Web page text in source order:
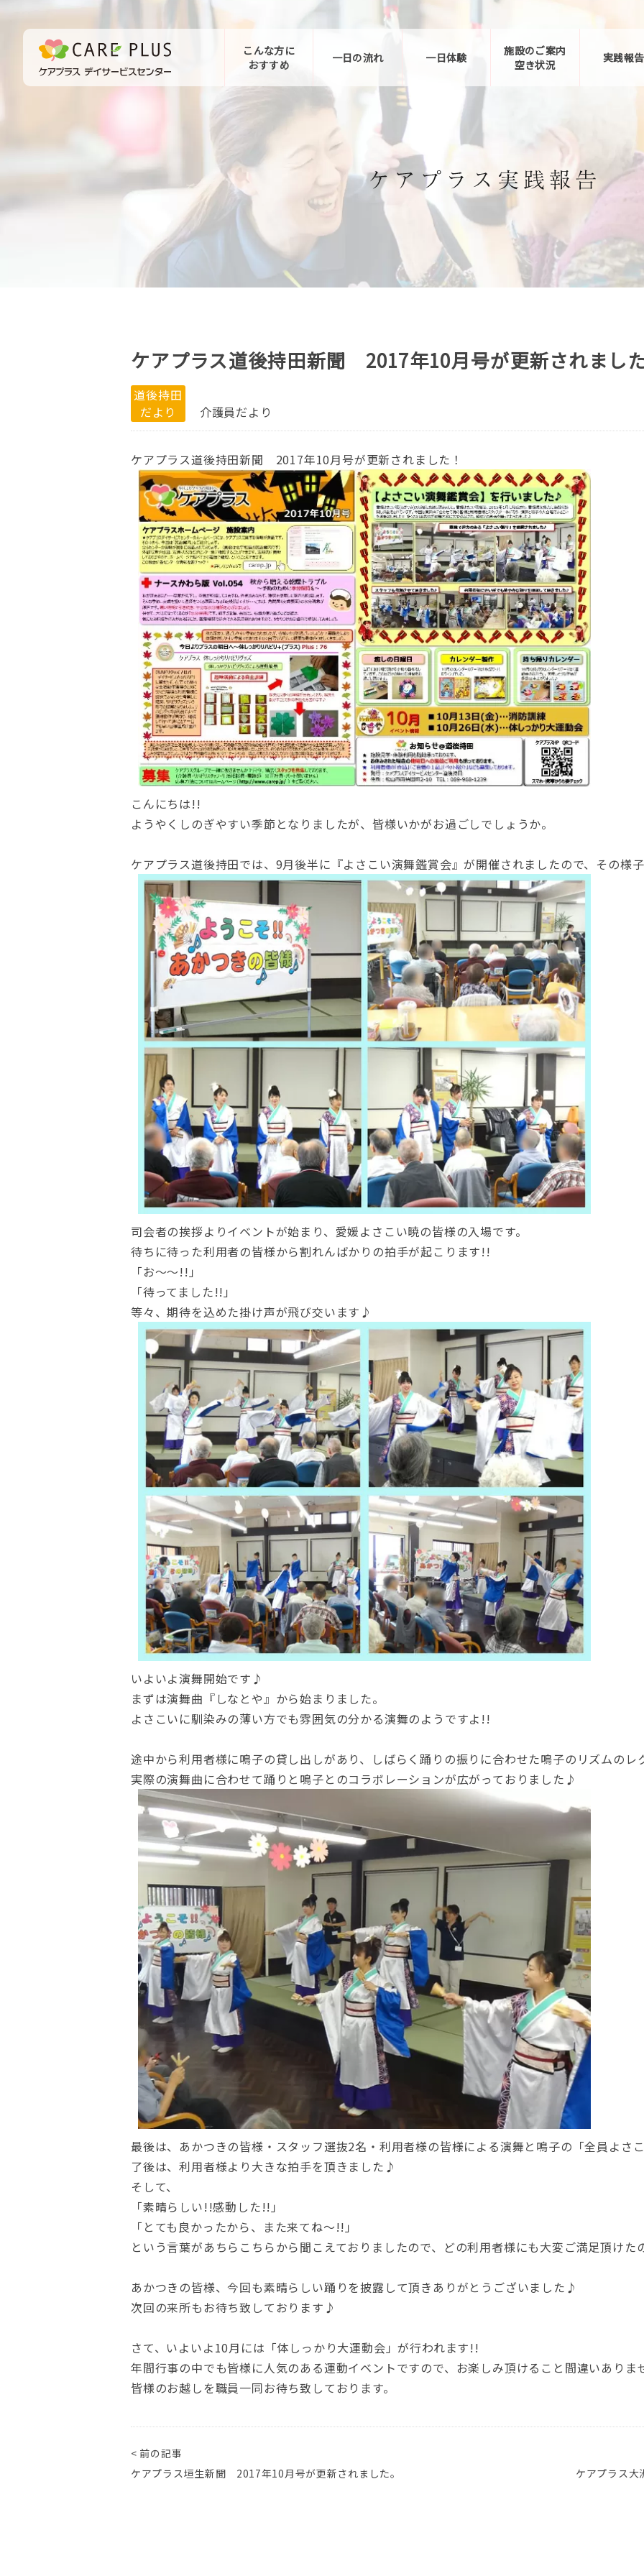
こんな方に
おすすめ
一日の流れ 一日体験
施設のご案内
空き状況
実践報告
お問い合わせ
ケアプラス道後持田新聞 2017年10月号が更新されまし
道後持田
だより
介護員だより
ケアプラス道後持田新聞 2017年10月号が更新されました！
こんにちは!!
ようやくしのぎやすい季節となりましたが、皆様いかがお過ごしでしょうか。
ケアプラス道後持田では、9月後半に『よさこい演舞鑑賞会』が開催されましたので、その様
司会者の挨拶よりイベントが始まり、愛媛よさこい暁の皆様の入場です。
待ちに待った利用者の皆様から割れんばかりの拍手が起こります!!
「お～～!!」
「待ってました!!」
等々、期待を込めた掛け声が飛び交います♪
いよいよ演舞開始です♪
まずは演舞曲『しなとや』から始まりました。
よさこいに馴染みの薄い方でも雰囲気の分かる演舞のようですよ!!
途中から利用者様に鳴子の貸し出しがあり、しばらく踊りの振りに合わせた鳴子のリズムのレ
実際の演舞曲に合わせて踊りと鳴子とのコラボレーションが広がっておりました♪
最後は、あかつきの皆様・スタッフ選抜2名・利用者様の皆様による演舞と鳴子の「全員よさ
了後は、利用者様より大きな拍手を頂きました♪
そして、
「素晴らしい!!感動した!!」
「とても良かったから、また来てね～!!」
という言葉があちらこちらから聞こえておりましたので、どの利用者様にも大変ご満足頂けた
あかつきの皆様、今回も素晴らしい踊りを披露して頂きありがとうございました♪
次回の来所もお待ち致しております♪
さて、いよいよ10月には「体しっかり大運動会」が行われます!!
年間行事の中でも皆様に人気のある運動イベントですので、お楽しみ頂けること間違いありま
皆様のお越しを職員一同お待ち致しております。
< 前の記事
ケアプラス垣生新聞 2017年10月号が更新されました。
ケアプラス